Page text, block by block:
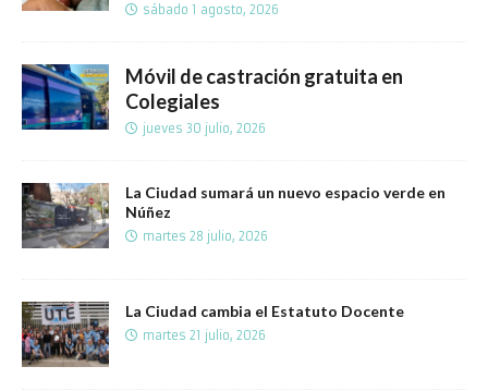
sábado 1 agosto, 2026
Móvil de castración gratuita en
Colegiales
jueves 30 julio, 2026
La Ciudad sumará un nuevo espacio verde en
Núñez
martes 28 julio, 2026
La Ciudad cambia el Estatuto Docente
martes 21 julio, 2026